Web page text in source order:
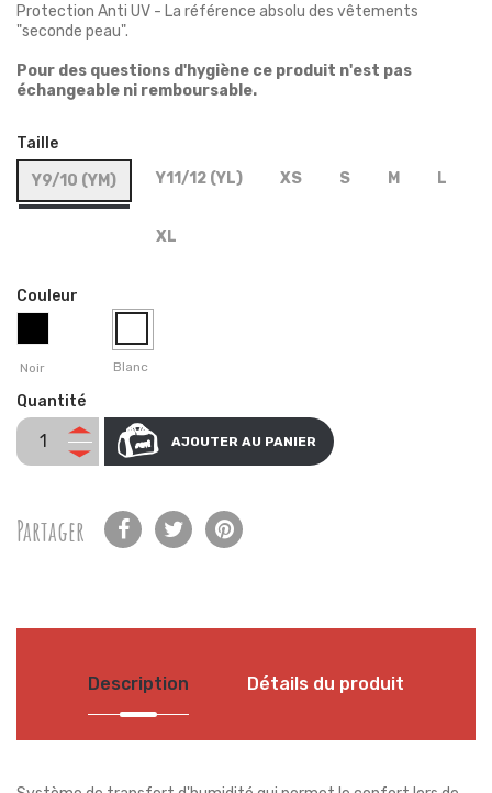
Protection Anti UV - La référence absolu des vêtements
"seconde peau".
Pour des questions d'hygiène ce produit n'est pas
échangeable ni remboursable.
Taille
Y9/10 (YM)
Y11/12 (YL) XS S M L
XL
Couleur
Noir Blanc
Quantité
AJOUTER AU PANIER
Partager
Description Détails du produit